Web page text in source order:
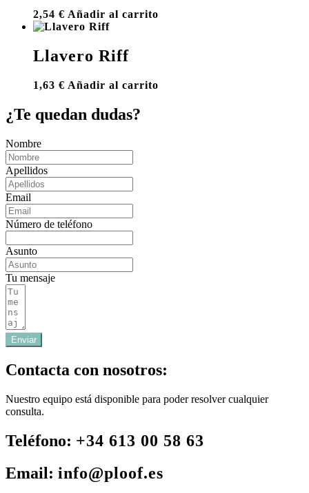
2,54 € Añadir al carrito
Llavero Riff
1,63 € Añadir al carrito
¿Te quedan dudas?
Nombre
Apellidos
Email
Número de teléfono
Asunto
Tu mensaje
Enviar
Contacta con nosotros:
Nuestro equipo está disponible para poder resolver cualquier
consulta.
Teléfono: +34 613 00 58 63
Email: info@ploof.es